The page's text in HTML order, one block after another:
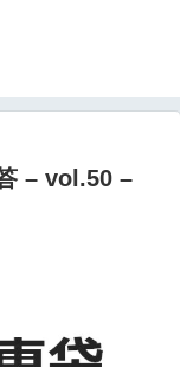
– vol.50 –